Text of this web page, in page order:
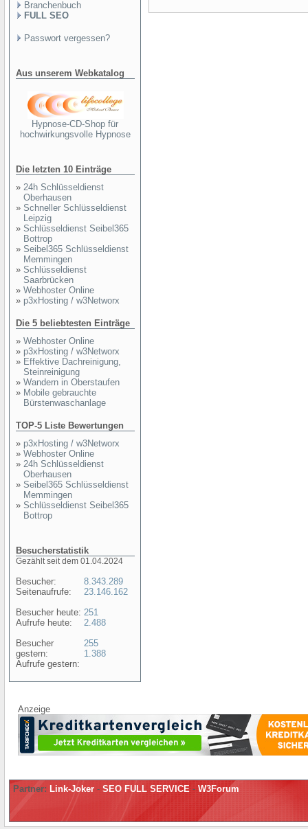
Branchenbuch
FULL SEO
Passwort vergessen?
Aus unserem Webkatalog
Hypnose-CD-Shop für
hochwirkungsvolle Hypnose
Die letzten 10 Einträge
» 24h Schlüsseldienst
Oberhausen
» Schneller Schlüsseldienst
Leipzig
» Schlüsseldienst Seibel365
Bottrop
» Seibel365 Schlüsseldienst
Memmingen
» Schlüsseldienst
Saarbrücken
» Webhoster Online
» p3xHosting / w3Networx
Die 5 beliebtesten Einträge
» Webhoster Online
» p3xHosting / w3Networx
» Effektive Dachreinigung,
Steinreinigung
» Wandern in Oberstaufen
» Mobile gebrauchte
Bürstenwaschanlage
TOP-5 Liste Bewertungen
» p3xHosting / w3Networx
» Webhoster Online
» 24h Schlüsseldienst
Oberhausen
» Seibel365 Schlüsseldienst
Memmingen
» Schlüsseldienst Seibel365
Bottrop
Besucherstatistik
Gezählt seit dem 01.04.2024
Besucher:
Seitenaufrufe:
Besucher heute:
Aufrufe heute:
Besucher
gestern:
Aufrufe gestern:
8.343.289
23.146.162
251
2.488
255
1.388
Anzeige
Partner: Link-Joker - SEO FULL SERVICE - W3Forum